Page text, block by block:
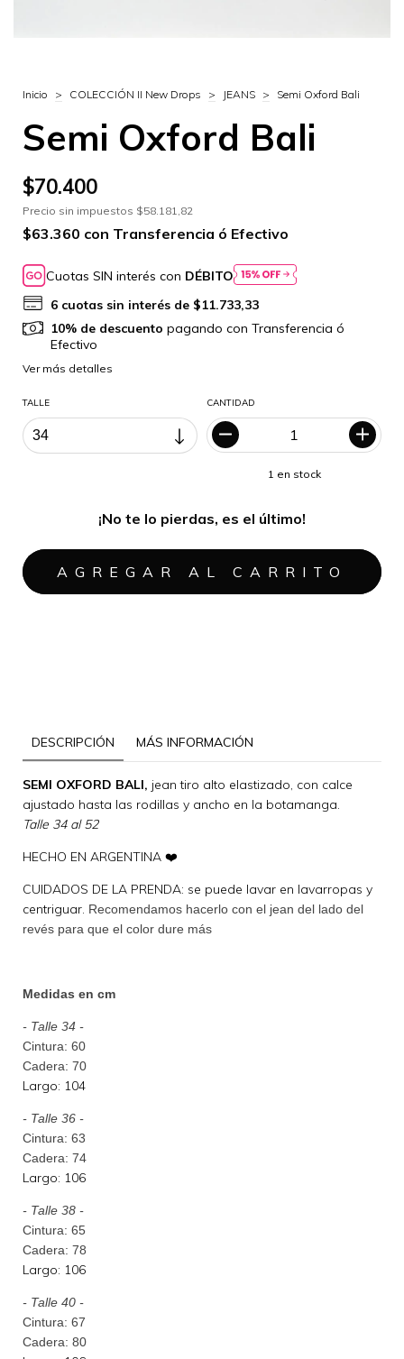
Inicio > COLECCIÓN II New Drops > JEANS > Semi Oxford Bali
Semi Oxford Bali
$70.400
Precio sin impuestos $58.181,82
$63.360 con Transferencia ó Efectivo
Cuotas SIN interés con DÉBITO
6 cuotas sin interés de $11.733,33
10% de descuento pagando con Transferencia ó
Efectivo
Ver más detalles
TALLE CANTIDAD
1 en stock
¡No te lo pierdas, es el último!
DESCRIPCIÓN MÁS INFORMACIÓN
SEMI OXFORD BALI, jean tiro alto elastizado, con calce
ajustado hasta las rodillas y ancho en la botamanga.
Talle 34 al 52
HECHO EN ARGENTINA ❤️
CUIDADOS DE LA PRENDA: se puede lavar en lavarropas y
centriguar. Recomendamos hacerlo con el jean del lado del
revés para que el color dure más
Medidas en cm
- Talle 34 -
Cintura: 60
Cadera: 70
Largo: 104
- Talle 36 -
Cintura: 63
Cadera: 74
Largo: 106
- Talle 38 -
Cintura: 65
Cadera: 78
Largo: 106
- Talle 40 -
Cintura: 67
Cadera: 80